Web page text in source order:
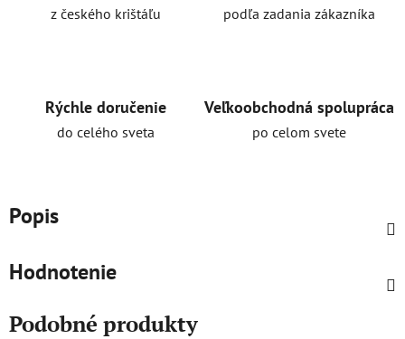
z českého krištáľu podľa zadania zákazníka
Rýchle doručenie
do celého sveta
Veľkoobchodná spolupráca
po celom svete
Popis
Hodnotenie
Podobné produkty